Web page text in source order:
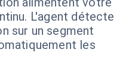
L'agent détecte
sur un segment
les